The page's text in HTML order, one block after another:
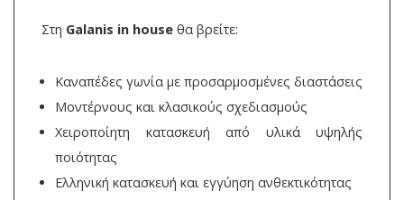
Στη Galanis in house θα βρείτε:
Καναπέδες γωνία με προσαρμοσμένες διαστάσεις
Μοντέρνους και κλασικούς σχεδιασμούς
Χειροποίητη κατασκευή από υλικά υψηλής
ποιότητας
Ελληνική κατασκευή και εγγύηση ανθεκτικότητας